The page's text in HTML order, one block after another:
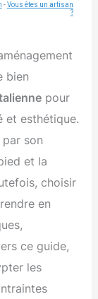
-Vous êtes un artisan
?
bien
pour
et esthétique.
son
et la
choisir
en
ce guide,
les